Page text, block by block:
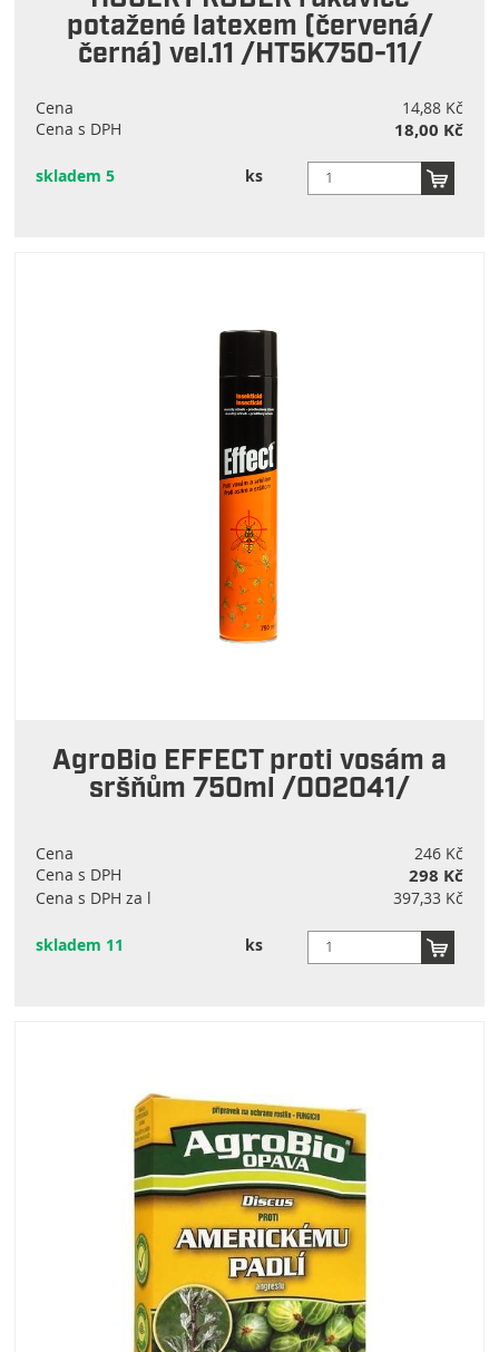
potažené latexem (červená/
černá) vel.11 /HT5K750-11/
Cena
14,88 Kč
Cena s DPH
18,00 Kč
skladem 5 ks
AgroBio EFFECT proti vosám a
sršňům 750ml /002041/
Cena
246 Kč
Cena s DPH
298 Kč
Cena s DPH za l 397,33 Kč
skladem 11 ks